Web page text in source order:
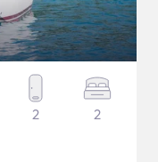
2 2